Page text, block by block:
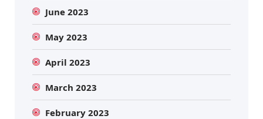
June 2023
May 2023
April 2023
March 2023
February 2023